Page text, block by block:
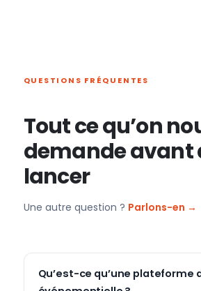
QUESTIONS FRÉQUENTES
Tout ce qu’on
demande avant
lancer
Une autre question ? Parlons-en →
Qu’est-ce qu’une plateforme